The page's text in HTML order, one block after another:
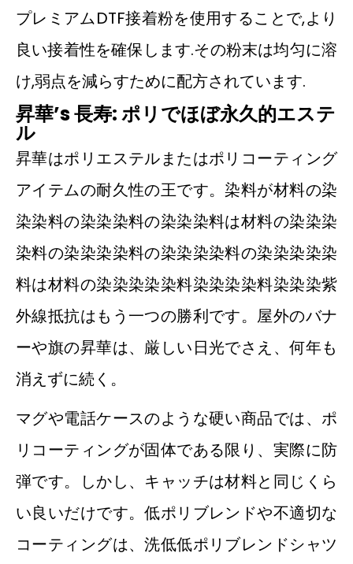
プレミアムDTF接着粉を使用することで,より
良い接着性を確保します.その粉末は均匀に溶
け,弱点を減らすために配方されています.
昇華’s 長寿: ポリでほぼ永久的エステ
ル
昇華はポリエステルまたはポリコーティング
アイテムの耐久性の王です。染料が材料の染
染染料の染染染料の染染染料は材料の染染染
染料の染染染染料の染染染染料の染染染染染
料は材料の染染染染染料染染染染料染染染紫
外線抵抗はもう一つの勝利です。屋外のバナ
ーや旗の昇華は、厳しい日光でさえ、何年も
消えずに続く。
マグや電話ケースのような硬い商品では、ポ
リコーティングが固体である限り、実際に防
弾です。しかし、キャッチは材料と同じくら
い良いだけです。低ポリブレンドや不適切な
コーティングは、洗低低ポリブレンドシャツ